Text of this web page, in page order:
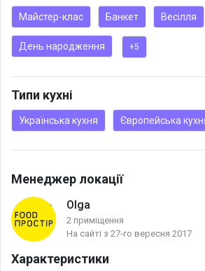
Крита курилка і безкоштовна парковка.
Майстер-клас Банкет Весілля
День народження +5
Типи кухні
Українська кухня Європейська
Менеджер локації
Olga
2 приміщення
На сайті з 27-го вересня 2017
Характеристики